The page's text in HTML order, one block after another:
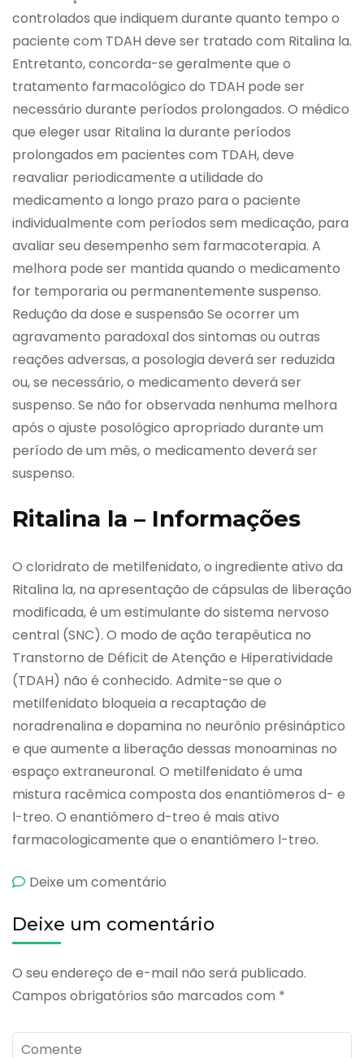
controlados que indiquem durante quanto tempo o
paciente com TDAH deve ser tratado com Ritalina la.
Entretanto, concorda-se geralmente que o
tratamento farmacológico do TDAH pode ser
necessário durante períodos prolongados. O médico
que eleger usar Ritalina la durante períodos
prolongados em pacientes com TDAH, deve
reavaliar periodicamente a utilidade do
medicamento a longo prazo para o paciente
individualmente com períodos sem medicação, para
avaliar seu desempenho sem farmacoterapia. A
melhora pode ser mantida quando o medicamento
for temporaria ou permanentemente suspenso.
Redução da dose e suspensão Se ocorrer um
agravamento paradoxal dos sintomas ou outras
reações adversas, a posologia deverá ser reduzida
ou, se necessário, o medicamento deverá ser
suspenso. Se não for observada nenhuma melhora
após o ajuste posológico apropriado durante um
período de um mês, o medicamento deverá ser
suspenso.
Ritalina la – Informações
O cloridrato de metilfenidato, o ingrediente ativo da
Ritalina la, na apresentação de cápsulas de liberação
modificada, é um estimulante do sistema nervoso
central (SNC). O modo de ação terapêutica no
Transtorno de Déficit de Atenção e Hiperatividade
(TDAH) não é conhecido. Admite-se que o
metilfenidato bloqueia a recaptação de
noradrenalina e dopamina no neurônio présináptico
e que aumente a liberação dessas monoaminas no
espaço extraneuronal. O metilfenidato é uma
mistura racêmica composta dos enantiômeros d- e
l-treo. O enantiômero d-treo é mais ativo
farmacologicamente que o enantiômero l-treo.
Deixe um comentário
Deixe um comentário
O seu endereço de e-mail não será publicado.
Campos obrigatórios são marcados com *
Comente